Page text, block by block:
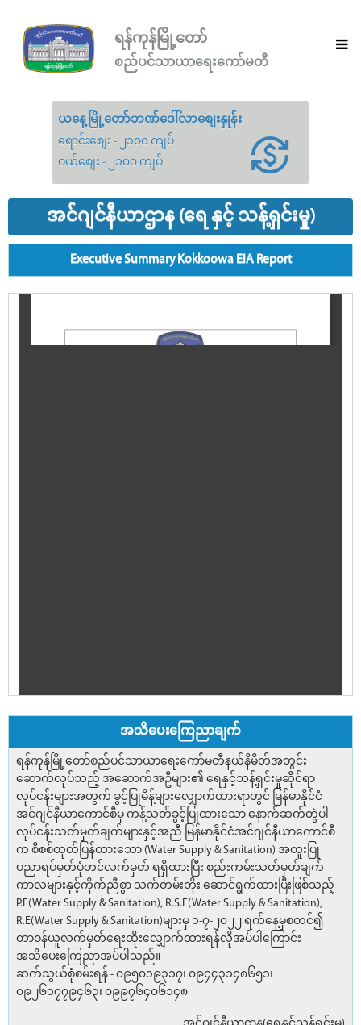
ရန်ကုန်မြို့တော်
စည်ပင်သာယာရေးကော်မတီ
ယနေ့မြို့တော်ဘဏ်ဒေါ်လာစျေးနှုန်း
ရောင်းစျေး - ၂၁၀၀ ကျပ်
ဝယ်စျေး - ၂၁၀၀ ကျပ်
အင်ဂျင်နီယာဌာန (ရေ နှင့် သန့်ရှင်းမှု)
Executive Summary Kokkoowa EIA Report
အသိပေးကြေညာချက်
ရန်ကုန်မြို့တော်စည်ပင်သာယာရေးကော်မတီနယ်နိမိတ်အတွင်း
ဆောက်လုပ်သည့် အဆောက်အဦများ၏ ရေနှင့်သန့်ရှင်းမှုဆိုင်ရာ
လုပ်ငန်းများအတွက် ခွင့်ပြုမိန့်များလျှောက်ထားရာတွင် မြန်မာနိုင်ငံ
အင်ဂျင်နီယာကောင်စီမှ ကန့်သတ်ခွင့်ပြုထားသော နောက်ဆက်တွဲပါ
လုပ်ငန်းသတ်မှတ်ချက်များနှင့်အညီ မြန်မာနိုင်ငံအင်ဂျင်နီယာကောင်စီ
က စိစစ်ထုတ်ပြန်ထားသော (Water Supply & Sanitation) အထူးပြု
ပညာရပ်မှတ်ပုံတင်လက်မှတ် ရရှိထားပြီး စည်းကမ်းသတ်မှတ်ချက်
ကာလများနှင့်ကိုက်ညီစွာ သက်တမ်းတိုး ဆောင်ရွက်ထားပြီးဖြစ်သည့်
P.E(Water Supply & Sanitation), R.S.E(Water Supply & Sanitation),
R.E(Water Supply & Sanitation)များမှ ၁-၇-၂၀၂၂ ရက်နေ့မှစတင်၍
တာဝန်ယူလက်မှတ်ရေးထိုးလျှောက်ထားရန်လိုအပ်ပါကြောင်း
အသိပေးကြေညာအပ်ပါသည်။
ဆက်သွယ်စုံစမ်းရန် - ၀၉၅၀၁၉၃၁၇၊ ၀၉၄၄၃၁၄၈၆၅၁၊
၀၉၂၆၁၇၇၉၄၆၃၊ ၀၉၉၇၆၄၀၆၁၄၈